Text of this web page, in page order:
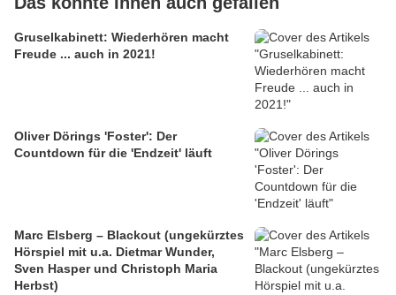
Gruselkabinett: Wiederhören macht
Freude ... auch in 2021!
Oliver Dörings 'Foster': Der
Countdown für die 'Endzeit' läuft
Marc Elsberg – Blackout (ungekürztes
Hörspiel mit u.a. Dietmar Wunder,
Sven Hasper und Christoph Maria
Herbst)